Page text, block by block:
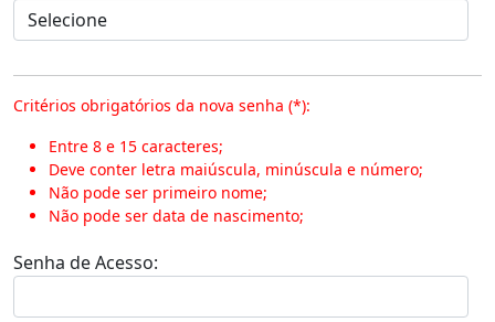
Critérios obrigatórios da nova senha (*):
Entre 8 e 15 caracteres;
Deve conter letra maiúscula, minúscula e número;
Não pode ser primeiro nome;
Não pode ser data de nascimento;
Senha de Acesso: